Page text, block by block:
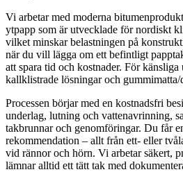
Vi arbetar med moderna
ytpapp som är utvecklade för nordiskt
vilket minskar belastningen på
när du vill lägga om ett befintligt
att spara tid och kostnader. För
kallklistrade lösningar och gummimatta/
Processen börjar med en kostnadsfri
underlag, lutning och vattenavrinning,
takbrunnar och genomföringar. Du får
rekommendation – allt från ett- eller
vid rännor och hörn. Vi arbetar säkert,
lämnar alltid ett tätt tak med